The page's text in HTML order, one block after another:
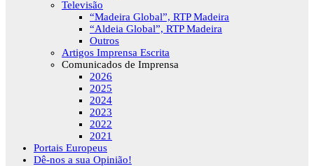
Televisão
“Madeira Global”, RTP Madeira
“Aldeia Global”, RTP Madeira
Outros
Artigos Imprensa Escrita
Comunicados de Imprensa
2026
2025
2024
2023
2022
2021
Portais Europeus
Dê-nos a sua Opinião!